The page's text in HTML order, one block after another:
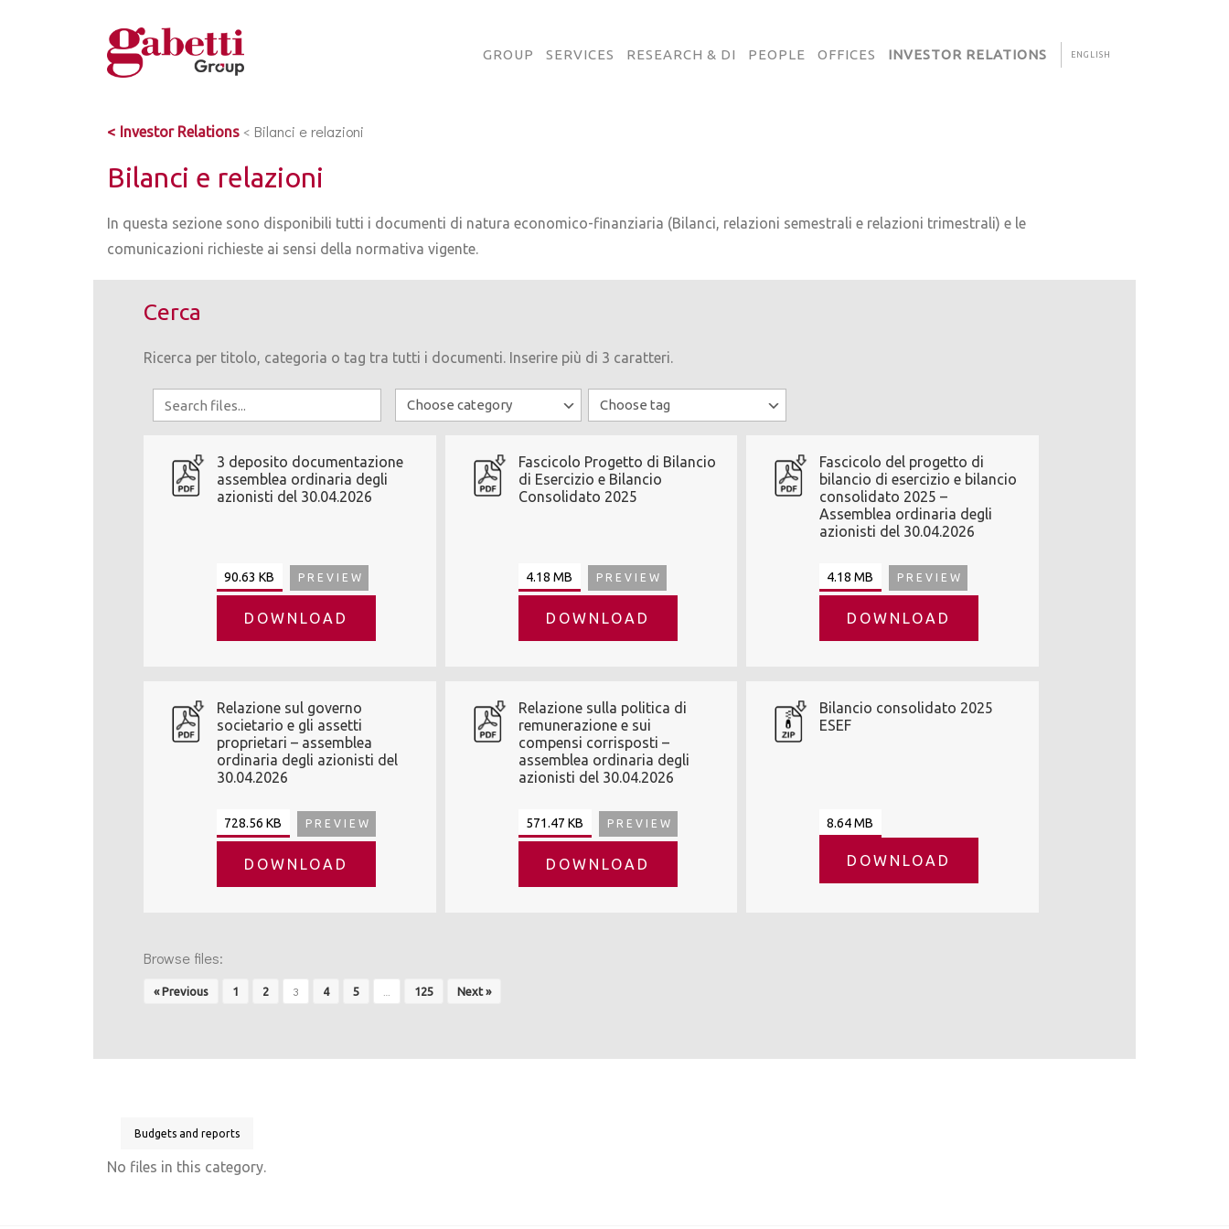
GROUP SERVICES RESEARCH & DI PEOPLE OFFICES INVESTOR RELATIONS ENGLISH
Investor Relations < Bilanci e relazioni
Bilanci e relazioni
In questa sezione sono disponibili tutti i documenti di natura economico-finanziaria (Bilanci, relazioni semestrali e relazioni trimestrali) e le
comunicazioni richieste ai sensi della normativa vigente.
Cerca
Ricerca per titolo, categoria o tag tra tutti i documenti. Inserire più di 3 caratteri.
3 deposito documentazione
assemblea ordinaria degli
azionisti del 30.04.2026
90.63 KB PREVIEW
DOWNLOAD
Fascicolo Progetto di Bilancio
di Esercizio e Bilancio
Consolidato 2025
4.18 MB PREVIEW
DOWNLOAD
Fascicolo del progetto di
bilancio di esercizio e bilancio
consolidato 2025 –
Assemblea ordinaria degli
azionisti del 30.04.2026
4.18 MB PREVIEW
DOWNLOAD
Relazione sul governo
societario e gli assetti
proprietari – assemblea
ordinaria degli azionisti del
30.04.2026
728.56 KB PREVIEW
DOWNLOAD
Relazione sulla politica di
remunerazione e sui
compensi corrisposti –
assemblea ordinaria degli
azionisti del 30.04.2026
571.47 KB PREVIEW
DOWNLOAD
Bilancio consolidato 2025
ESEF
8.64 MB
DOWNLOAD
Browse files:
« Previous 1 2 3 4 5 125 Next »
Budgets and reports
No files in this category.